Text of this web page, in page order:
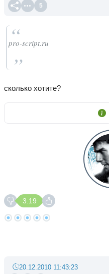
5
pro-script.ru
сколько хотите?
3.19
20.12.2010 11:43:23